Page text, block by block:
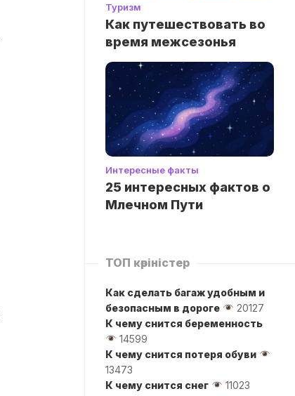
Туризм
Как путешествовать во
время межсезонья
Интересные факты
25 интересных фактов о
Млечном Пути
ТОП көріністер
Как сделать багаж удобным и
безопасным в дороге
20127
К чему снится беременность
14599
К чему снится потеря обуви
13473
К чему снится снег
11023